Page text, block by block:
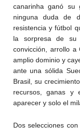
canarinha ganó su
ninguna duda de
resistencia y fútbol
la sorpresa de su
convicción, arrollo
amplio dominio y
ante una sólida
Brasil, su
recursos, ganas y
aparecer y solo el
Dos selecciones